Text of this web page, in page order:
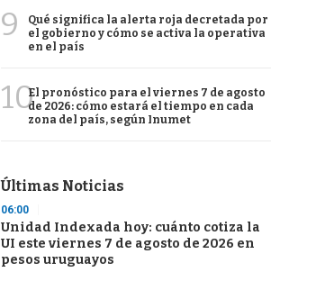
9
Qué significa la alerta roja decretada por
el gobierno y cómo se activa la operativa
en el país
10El pronóstico para el viernes 7 de agosto
de 2026: cómo estará el tiempo en cada
zona del país, según Inumet
Últimas Noticias
06:00
Unidad Indexada hoy: cuánto cotiza la
UI este viernes 7 de agosto de 2026 en
pesos uruguayos